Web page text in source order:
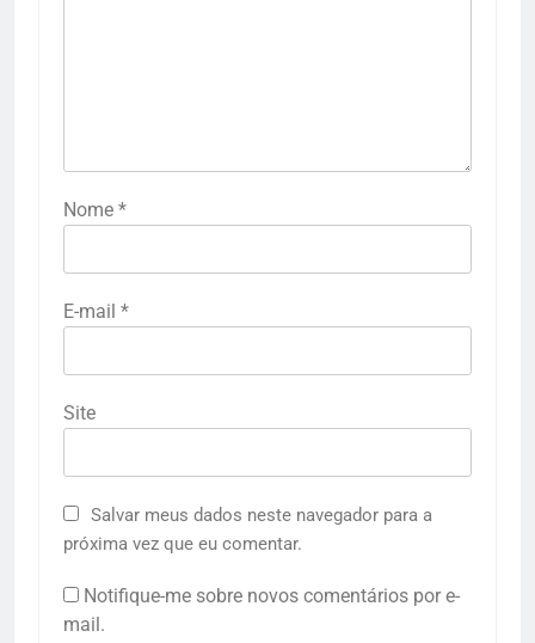
Nome *
E-mail *
Site
Salvar meus dados neste navegador para a
próxima vez que eu comentar.
Notifique-me sobre novos comentários por e-
mail.